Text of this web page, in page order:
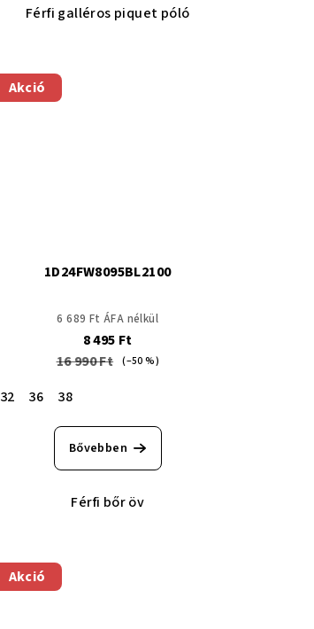
Férfi galléros piquet póló
Akció
1D24FW8095BL2100
6 689 Ft ÁFA nélkül
8 495 Ft
16 990 Ft (–50 %)
32 36 38
Bővebben
Férfi bőr öv
Akció